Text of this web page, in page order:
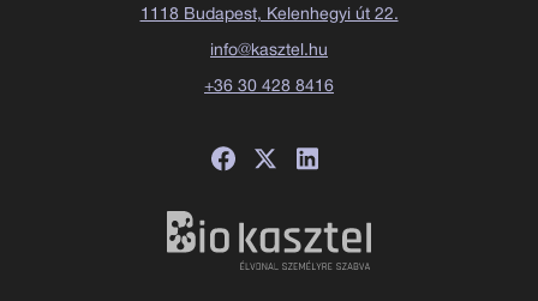
1118 Budapest, Kelenhegyi út 22.
info@kasztel.hu
+36 30 428 8416